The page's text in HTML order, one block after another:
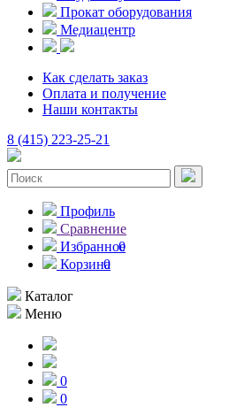
Прокат оборудования
Медиацентр
Как сделать заказ
Оплата и получение
Наши контакты
8 (415) 223-25-21
Профиль
Сравнение
Избранное
0
Корзина
0
Каталог
Меню
0
0